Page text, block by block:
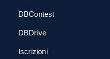
DBContest
DBDrive
Iscrizioni